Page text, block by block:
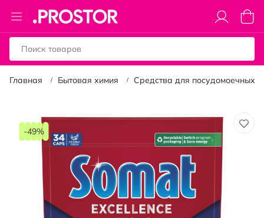
Toggle
Nav
Моя
Главная Бытовая химия Средства для посудомоечных
Пропустить
перейти
галереям
изображений
-49%